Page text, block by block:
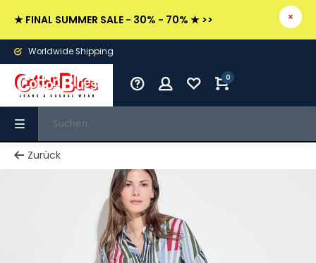
★ FINAL SUMMER SALE - 30% - 70% ★ >>
Worldwide Shipping
0
Zurück